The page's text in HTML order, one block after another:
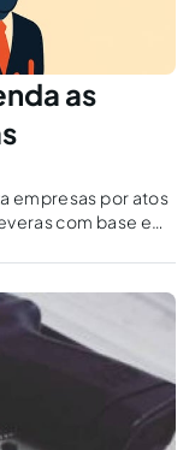
as
empresas por atos
com base em